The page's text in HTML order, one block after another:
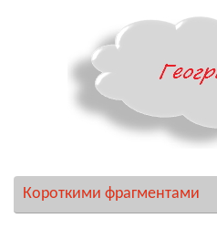
Короткими фрагментами